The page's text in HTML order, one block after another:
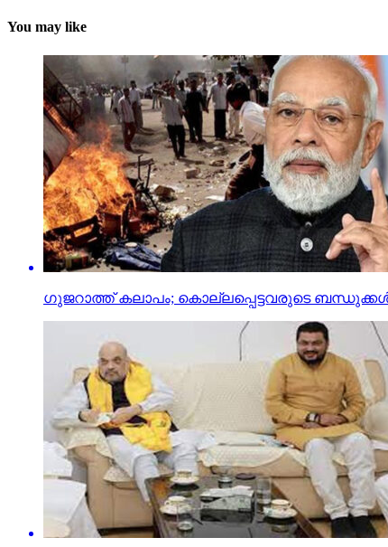
You may like
ഗുജറാത്ത് കലാപം; കൊല്ലപ്പെട്ടവരുടെ